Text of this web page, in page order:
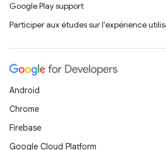
Google Play support
Participer aux études sur l'expérience
Android
Chrome
Firebase
Google Cloud Platform